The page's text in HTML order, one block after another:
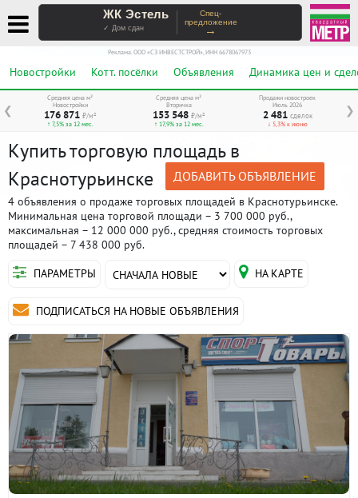
ЖК Эстель
✓ Дом сдан
Спец-
предложение
→
Реклама. ООО «СЗ ИНВЕСТСТРОЙ», ИНН 6678067973
Новостройки Котт. посёлки Объявления Динамика цен и
❮ ❯
Средняя цена м²
Новостройки
176 871 ₽/м²
↑ 7,5% за 12 мес.
Средняя цена м²
Вторичка
153 548 ₽/м²
↑ 17,9% за 12 мес.
Продажи новостроек
Июль 2026
2 481 сделок
↓ 5,3% к июню
Купить торговую площадь в
Краснотурьинске
ДОБАВИТЬ ОБЪЯВЛЕНИЕ
4 объявления о продаже торговых площадей в Краснотурьинске.
Минимальная цена торговой площади – 3 700 000 руб.,
максимальная – 12 000 000 руб., средняя стоимость торговых
площадей – 7 438 000 руб.
ПАРАМЕТРЫ
НА КАРТЕ
ПОДПИСАТЬСЯ НА НОВЫЕ ОБЪЯВЛЕНИЯ